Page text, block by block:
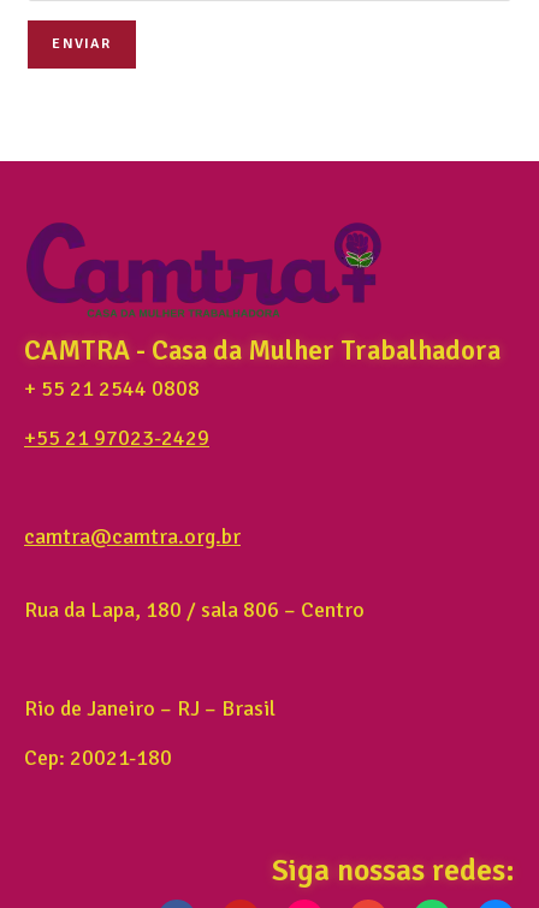
ENVIAR
CAMTRA - Casa da Mulher Trabalhadora
+ 55 21 2544 0808
+55 21 97023-2429
camtra@camtra.org.br
Rua da Lapa, 180 / sala 806 – Centro
Rio de Janeiro – RJ – Brasil
Cep: 20021-180
Siga nossas redes: